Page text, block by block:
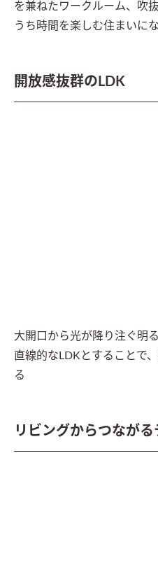
を兼ねたワークルーム、吹
うち時間を楽しむ住まいにな
開放感抜群のLDK
大開口から光が降り注ぐ明
直線的なLDKとすることで
る
リビングからつなが